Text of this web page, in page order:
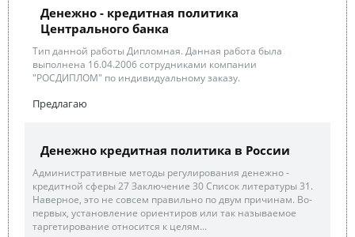
Денежно - кредитная политика
Центрального банка
Тип данной работы Дипломная. Данная работа была
выполнена 16.04.2006 сотрудниками компании
"РОСДИПЛОМ" по индивидуальному заказу.
Предлагаю
Денежно кредитная политика в России
Административные методы регулирования денежно -
кредитной сферы 27 Заключение 30 Список литературы 31.
Наверное, это не совсем правильно по двум причинам. Во-
первых, установление ориентиров или так называемое
таргетирование относится к целям...